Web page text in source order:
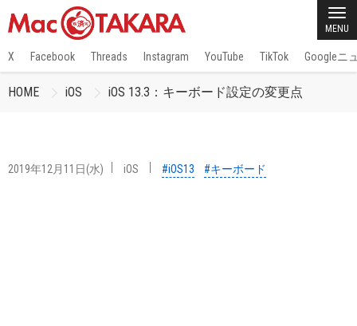
MENU
X Facebook Threads Instagram YouTube TikTok Googleニ
HOME iOS iOS 13.3：キーボード設定の変更点
2019年12月11日(水) iOS #iOS13 #キーボード